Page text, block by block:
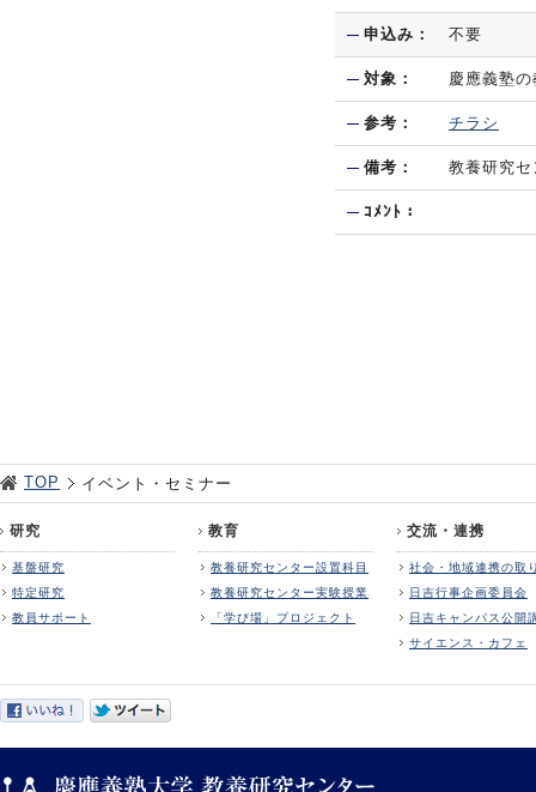
申込み： 不要
対象： 慶應義塾
参考： チラシ
備考： 教養研究
ｺﾒﾝﾄ：
TOP イベント・セミナー
研究
基盤研究
特定研究
教員サポート
教育
教養研究センター設置科目
教養研究センター実験授業
「学び場」プロジェクト
交流・連携
社会・地域連携の取
日吉行事企画委員会
日吉キャンパス公開
サイエンス・カフェ